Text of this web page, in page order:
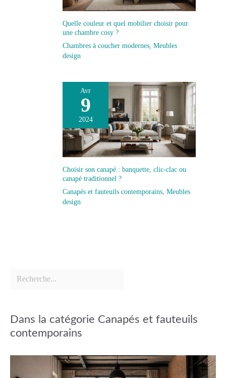
qui peut prendre entre 24 et 72 heures. Cette approche
fait une solution d'ameublement simple, idéale pour les
personnes ayant un mode de vie actif.
Quelle couleur et quel mobilier choisir pour
une chambre cosy ?
Chambres à coucher modernes, Meubles
design
Avr
9
2024
Choisir son canapé : banquette, clic-clac ou
canapé traditionnel ?
Canapés et fauteuils contemporains, Meubles
design
Dans la catégorie Canapés et fauteuils
contemporains